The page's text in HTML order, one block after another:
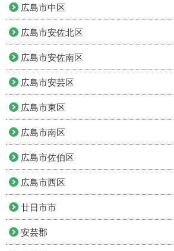
広島市中区
広島市安佐北区
広島市安佐南区
広島市安芸区
広島市東区
広島市南区
広島市佐伯区
広島市西区
廿日市市
安芸郡